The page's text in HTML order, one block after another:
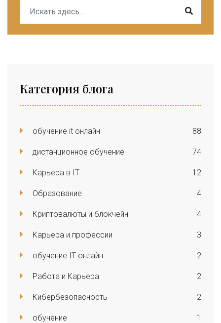
Категория блога
обучение it онлайн 88
дистанционное обучение 74
Карьера в IT 12
Образование 4
Криптовалюты и блокчейн 4
Карьера и профессии 3
обучение IT онлайн 2
Работа и Карьера 2
Кибербезопасность 2
обучение 1